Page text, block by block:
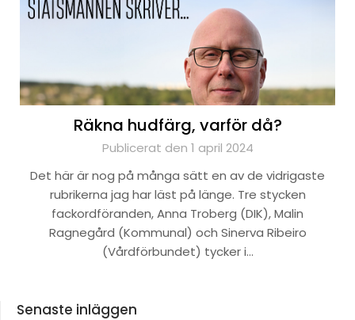
Räkna hudfärg, varför då?
Publicerat den 1 april 2024
Det här är nog på många sätt en av de vidrigaste
rubrikerna jag har läst på länge. Tre stycken
fackordföranden, Anna Troberg (DIK), Malin
Ragnegård (Kommunal) och Sinerva Ribeiro
(Vårdförbundet) tycker i…
Senaste inläggen